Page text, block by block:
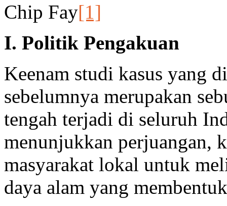
Chip Fay[1]
I. Politik Pengakuan
Keenam studi kasus yang
sebelumnya merupakan
tengah terjadi di seluruh
menunjukkan perjuangan,
masyarakat lokal untuk
daya alam yang